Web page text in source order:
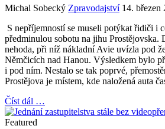
Michal Sobecký Zpravodajství 14. březen
S nepříjemností se museli potýkat řidiči i
předminulou sobotu na jihu Prostějovska.
nehoda, při níž nákladní Avie uvízla pod
Němčicích nad Hanou. Výsledkem bylo
i pod ním. Nestalo se tak poprvé,
Prostějova je místem, kde naložená auta
Číst dál …
Featured